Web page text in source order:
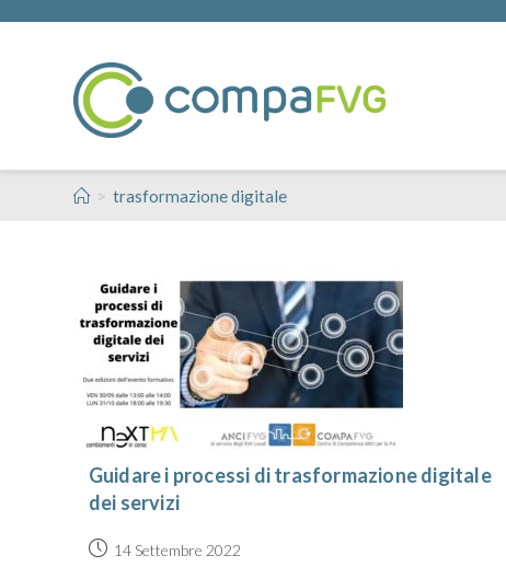
> trasformazione digitale
Guidare i processi di trasformazione digitale
dei servizi
14 Settembre 2022